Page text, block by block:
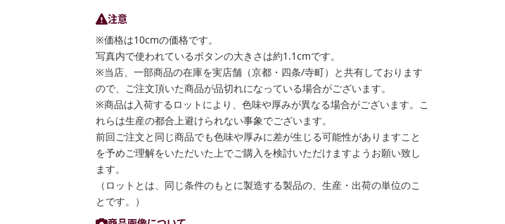
注意
※価格は10cmの価格です。
写真内で使われているボタンの大きさは約1.1cmです。
※当店、一部商品の在庫を実店舗（京都・四条/寺町）と共有しております
ので、ご注文頂いた商品が品切れになっている場合がございます。
※商品は入荷するロットにより、色味や厚みが異なる場合がございます。こ
れらは生産の都合上避けられない事象でございます。
前回ご注文と同じ商品でも色味や厚みに差が生じる可能性がありますこと
を予めご理解をいただいた上でご購入を検討いただけますようお願い致し
ます。
（ロットとは、同じ条件のもとに製造する製品の、生産・出荷の単位のこ
とです。）